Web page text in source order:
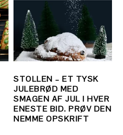
STOLLEN – ET TYSK
JULEBRØD MED
SMAGEN AF JUL I HVER
ENESTE BID. PRØV DEN
NEMME OPSKRIFT